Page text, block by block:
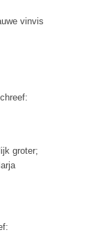
vinvis
groter;